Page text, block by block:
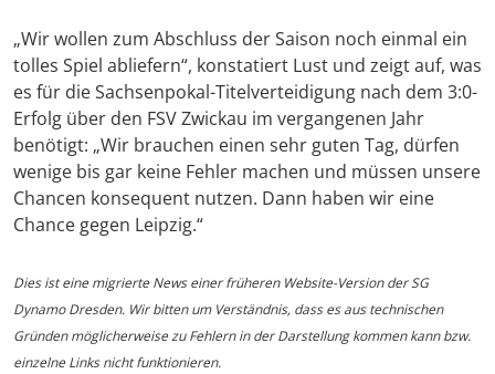
„Wir wollen zum Abschluss der Saison noch einmal ein
tolles Spiel abliefern“, konstatiert Lust und zeigt auf, was
es für die Sachsenpokal-Titelverteidigung nach dem 3:0-
Erfolg über den FSV Zwickau im vergangenen Jahr
benötigt: „Wir brauchen einen sehr guten Tag, dürfen
wenige bis gar keine Fehler machen und müssen unsere
Chancen konsequent nutzen. Dann haben wir eine
Chance gegen Leipzig.“
Dies ist eine migrierte News einer früheren Website-Version der SG
Dynamo Dresden. Wir bitten um Verständnis, dass es aus technischen
Gründen möglicherweise zu Fehlern in der Darstellung kommen kann bzw.
einzelne Links nicht funktionieren.